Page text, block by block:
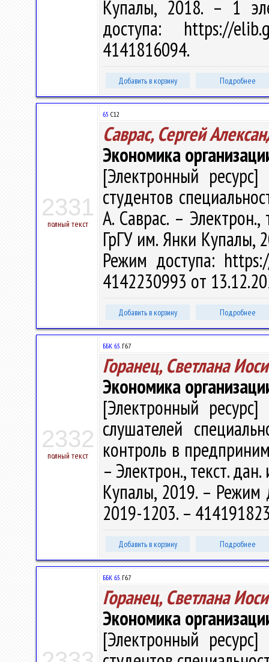
Купалы, 2018. – 1
доступа: https://
4141816094.
Добавить в корзину Подробнее
2331
полный текст
65 С12
Саврас, Сергей
Экономика
[Электронный
студентов
А. Саврас. –
ГрГУ им. Янки Купалы,
Режим доступа:
4142230993 от
Добавить в корзину Подробнее
2332
полный текст
ББК 65.Г67
Горанец, Светлана
Экономика
[Электронный
слушателей
контроль в
– Электрон., текст.
Купалы, 2019. – Режим
2019-1203. –
Добавить в корзину Подробнее
ББК 65.Г67
Горанец, Светлана
Экономика
[Электронный